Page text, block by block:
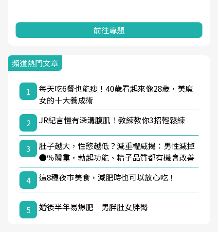
前往專題
頻道熱門文章
1
每天吃6餐也能瘦！40歲看起來像28歲，美魔
女的十大養成術
2
JR紀言愷有深溝腹肌！教練教你3招輕鬆練
3
肚子越大，性慾越低？減重權威揭：男性減掉
●％體重，勃起功能、精子品質都有機會改善
4
這8種夜市美食，減肥時也可以放心吃！
5 婚後半年易爆肥 男胖肚女胖臀